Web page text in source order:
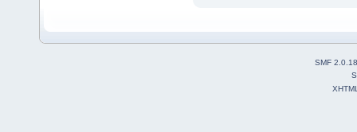
SMF 2.0.18